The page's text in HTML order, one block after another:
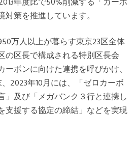
策を推進しています。
万人以上が暮らす東京23区全体
の区長で構成される特別区長会
ボンに向けた連携を呼びかけ、
2023年10月には、「ゼロカーボ
」及び「メガバンク３行と連携し
支援する協定の締結」などを実現